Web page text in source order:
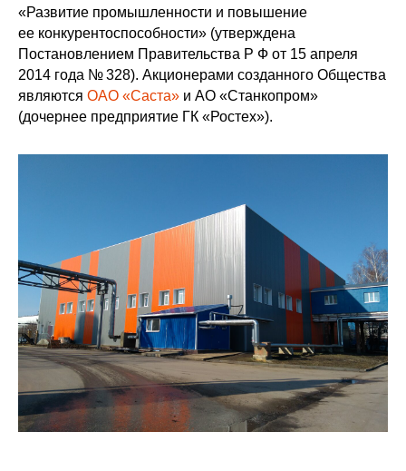
«Развитие промышленности и повышение
ее конкурентоспособности» (утверждена
Постановлением Правительства Р Ф от 15 апреля
2014 года № 328). Акционерами созданного Общества
являются ОАО «Саста» и АО «Станкопром»
(дочернее предприятие ГК «Ростех»).